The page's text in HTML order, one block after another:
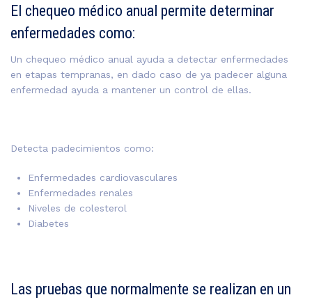
El chequeo médico anual permite determinar
enfermedades como:
Un chequeo médico anual ayuda a detectar enfermedades
en etapas tempranas, en dado caso de ya padecer alguna
enfermedad ayuda a mantener un control de ellas.
Detecta padecimientos como:
Enfermedades cardiovasculares
Enfermedades renales
Niveles de colesterol
Diabetes
Las pruebas que normalmente se realizan en un